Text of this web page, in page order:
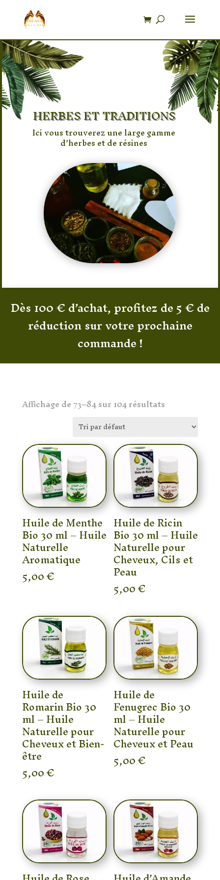
produits
HERBES ET TRADITIONS
Ici vous trouverez une large gamme
d’herbes et de résines
Dès 100 € d’achat, profitez de 5 € de
réduction sur votre prochaine
commande !
Affichage de 73–84 sur 104 résultats
Huile de Menthe
Bio 30 ml – Huile
Naturelle
Aromatique
5,00€
Huile de Ricin
Bio 30 ml – Huile
Naturelle pour
Cheveux, Cils et
Peau
5,00€
Huile de
Romarin Bio 30
ml – Huile
Naturelle pour
Cheveux et Bien-
être
5,00€
Huile de
Fenugrec Bio 30
ml – Huile
Naturelle pour
Cheveux et Peau
5,00€